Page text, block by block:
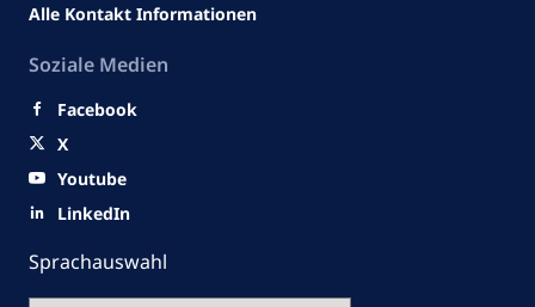
Alle Kontakt Informationen
Soziale Medien
Facebook
X
Youtube
LinkedIn
Sprachauswahl